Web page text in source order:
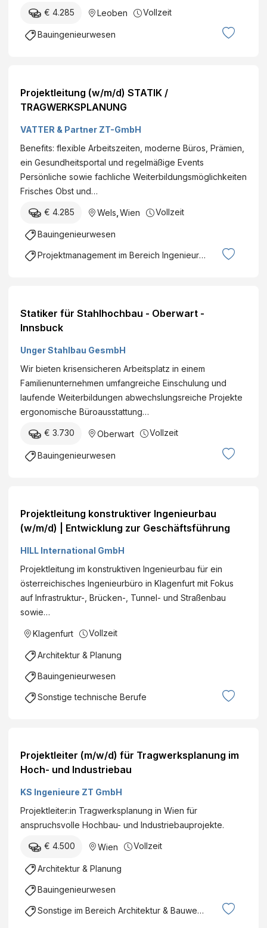
)
H
o
h
-
u
n
d
b
m
b
H
€ 4.285 Leoben Vollzeit
Bauingenieurwesen
Projektleitung (w/m/d) STATIK /
TRAGWERKSPLANUNG
VATTER & Partner ZT-GmbH
Benefits: flexible Arbeitszeiten, moderne Büros, Prämien,
ein Gesundheitsportal und regelmäßige Events
Persönliche sowie fachliche Weiterbildungsmöglichkeiten
Frisches Obst und…
€ 4.285 Wels Wien Vollzeit
Bauingenieurwesen
Projektmanagement im Bereich Ingenieurswesen
Statiker für Stahlhochbau - Oberwart -
Innsbuck
Unger Stahlbau GesmbH
Wir bieten krisensicheren Arbeitsplatz in einem
Familienunternehmen umfangreiche Einschulung und
laufende Weiterbildungen abwechslungsreiche Projekte
ergonomische Büroausstattung…
€ 3.730 Oberwart Vollzeit
Bauingenieurwesen
Projektleitung konstruktiver Ingenieurbau
(w/m/d) | Entwicklung zur Geschäftsführung
HILL International GmbH
Projektleitung im konstruktiven Ingenieurbau für ein
österreichisches Ingenieurbüro in Klagenfurt mit Fokus
auf Infrastruktur-, Brücken-, Tunnel- und Straßenbau
sowie…
Klagenfurt Vollzeit
Architektur & Planung
Bauingenieurwesen
Sonstige technische Berufe
Projektleiter (m/w/d) für Tragwerksplanung im
Hoch- und Industriebau
KS Ingenieure ZT GmbH
Projektleiter:in Tragwerksplanung in Wien für
anspruchsvolle Hochbau- und Industriebauprojekte.
€ 4.500 Wien Vollzeit
Architektur & Planung
Bauingenieurwesen
Sonstige im Bereich Architektur & Bauwesen